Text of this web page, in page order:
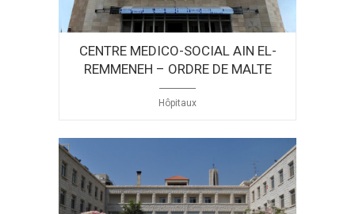
CENTRE MEDICO-SOCIAL AIN EL-
REMMENEH – ORDRE DE MALTE
Hôpitaux